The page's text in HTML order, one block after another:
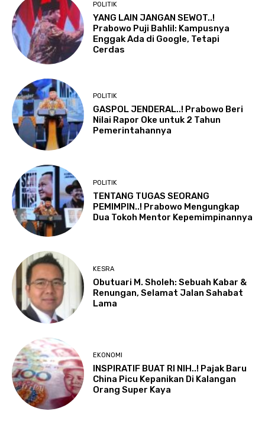
POLITIK
YANG LAIN JANGAN SEWOT..!
Prabowo Puji Bahlil: Kampusnya
Enggak Ada di Google, Tetapi
Cerdas
POLITIK
GASPOL JENDERAL..! Prabowo Beri
Nilai Rapor Oke untuk 2 Tahun
Pemerintahannya
POLITIK
TENTANG TUGAS SEORANG
PEMIMPIN..! Prabowo Mengungkap
Dua Tokoh Mentor Kepemimpinannya
KESRA
Obutuari M. Sholeh: Sebuah Kabar &
Renungan, Selamat Jalan Sahabat
Lama
EKONOMI
INSPIRATIF BUAT RI NIH..! Pajak Baru
China Picu Kepanikan Di Kalangan
Orang Super Kaya